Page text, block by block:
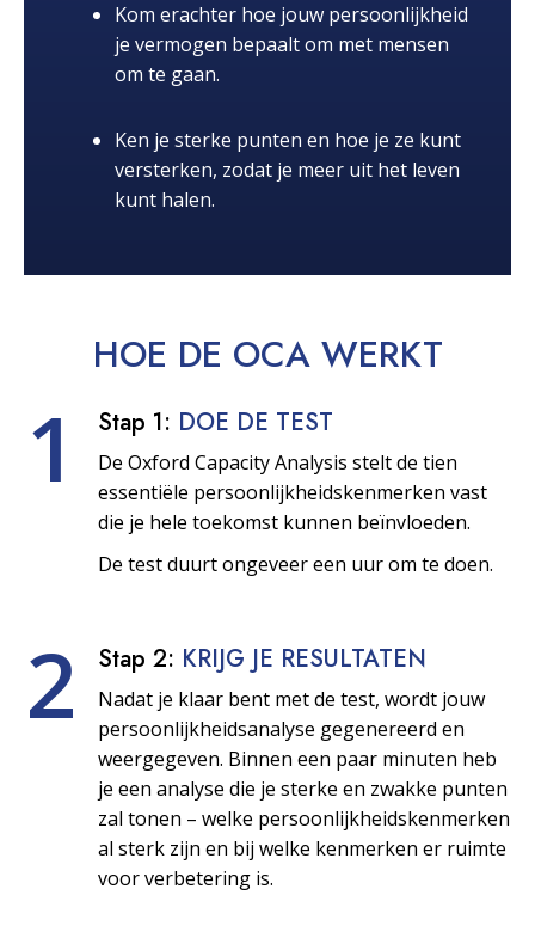
Kom erachter hoe jouw persoonlijkheid
je vermogen bepaalt om met mensen
om te gaan.
Ken je sterke punten en hoe je ze kunt
versterken, zodat je meer uit het leven
kunt halen.
HOE DE OCA WERKT
1 Stap 1: DOE DE TEST
De Oxford Capacity Analysis stelt de tien
essentiële persoonlijkheids­kenmerken vast
die je hele toekomst kunnen beïnvloeden.
De test duurt ongeveer een uur om te doen.
2 Stap 2: KRIJG JE RESULTATEN
Nadat je klaar bent met de test, wordt jouw
persoonlijkheids­analyse gegenereerd en
weergegeven. Binnen een paar minuten heb
je een analyse die je sterke en zwakke punten
zal tonen – welke persoonlijkheids­kenmerken
al sterk zijn en bij welke kenmerken er ruimte
voor verbetering is.